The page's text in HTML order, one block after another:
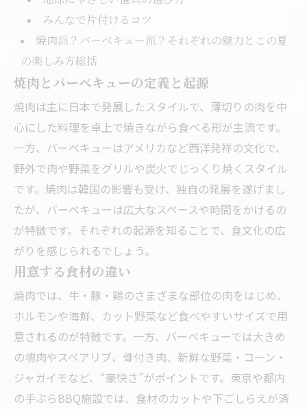
みんなで片付けるコツ
焼肉派？バーベキュー派？それぞれの魅力とこの夏
の楽しみ方総括
焼肉とバーベキューの定義と起源
焼肉は主に日本で発展したスタイルで、薄切りの肉を中
心にした料理を卓上で焼きながら食べる形が主流です。
一方、バーベキューはアメリカなど西洋発祥の文化で、
野外で肉や野菜をグリルや炭火でじっくり焼くスタイル
です。焼肉は韓国の影響も受け、独自の発展を遂げまし
たが、バーベキューは広大なスペースや時間をかけるの
が特徴です。それぞれの起源を知ることで、食文化の広
がりを感じられるでしょう。
用意する食材の違い
焼肉では、牛・豚・鶏のさまざまな部位の肉をはじめ、
ホルモンや海鮮、カット野菜など食べやすいサイズで用
意されるのが特徴です。一方、バーベキューでは大きめ
の塊肉やスペアリブ、骨付き肉、新鮮な野菜・コーン・
ジャガイモなど、“豪快さ”がポイントです。東京や都内
の手ぶらBBQ施設では、食材のカットや下ごしらえが済